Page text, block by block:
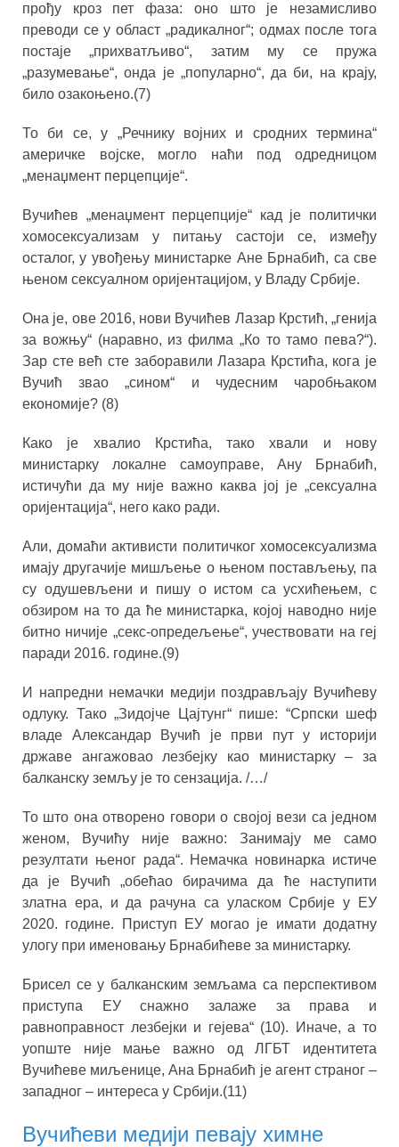
прођу кроз пет фаза: оно што је незамисливо
преводи се у област „радикалног“; одмах после тога
постаје „прихватљиво“, затим му се пружа
„разумевање“, онда је „популарно“, да би, на крају,
било озакоњено.(7)
То би се, у „Речнику војних и сродних термина“
америчке војске, могло наћи под одредницом
„менаџмент перцепције“.
Вучићев „менаџмент перцепције“ кад је политички
хомосексуализам у питању састоји се, између
осталог, у увођењу министарке Ане Брнабић, са све
њеном сексуалном оријентацијом, у Владу Србије.
Она је, ове 2016, нови Вучићев Лазар Крстић, „генија
за вожњу“ (наравно, из филма „Ко то тамо пева?“).
Зар сте већ сте заборавили Лазара Крстића, кога је
Вучић звао „сином“ и чудесним чаробњаком
економије? (8)
Како је хвалио Крстића, тако хвали и нову
министарку локалне самоуправе, Ану Брнабић,
истичући да му није важно каква јој је „сексуална
оријентација“, него како ради.
Али, домаћи активисти политичког хомосексуализма
имају другачије мишљење о њеном постављењу, па
су одушевљени и пишу о истом са усхићењем, с
обзиром на то да ће министарка, којој наводно није
битно ничије „секс-опредељење“, учествовати на геј
паради 2016. године.(9)
И напредни немачки медији поздрављају Вучићеву
одлуку. Тако „Зидојче Цајтунг“ пише: “Српски шеф
владе Александар Вучић је први пут у историји
државе ангажовао лезбејку као министарку – за
балканску земљу је то сензација. /…/
То што она отворено говори о својој вези са једном
женом, Вучићу није важно: Занимају ме само
резултати њеног рада“. Немачка новинарка истиче
да је Вучић „обећао бирачима да ће наступити
златна ера, и да рачуна са уласком Србије у ЕУ
2020. године. Приступ ЕУ могао је имати додатну
улогу при именовању Брнабићеве за министарку.
Брисел се у балканским земљама са перспективом
приступа ЕУ снажно залаже за права и
равноправност лезбејки и гејева“ (10). Иначе, а то
уопште није мање важно од ЛГБТ идентитета
Вучићеве миљенице, Ана Брнабић је агент страног –
западног – интереса у Србији.(11)
Вучићеви медији певају химне